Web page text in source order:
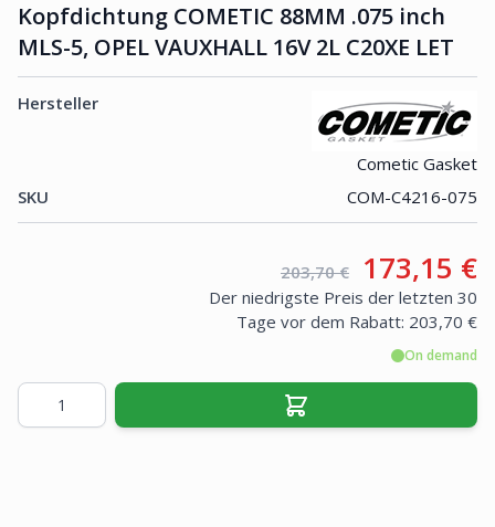
Kopfdichtung COMETIC 88MM .075 inch
MLS-5, OPEL VAUXHALL 16V 2L C20XE LET
Hersteller
Cometic Gasket
SKU
COM-C4216-075
Retail price:
203,70 € Your
173,15 €
Der niedrigste Preis der letzten 30
Tage vor dem Rabatt: 203,70 €
On demand
Menge